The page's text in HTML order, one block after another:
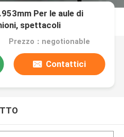
Per le aule di
spettacoli
Prezzo：negotionable
Contattici